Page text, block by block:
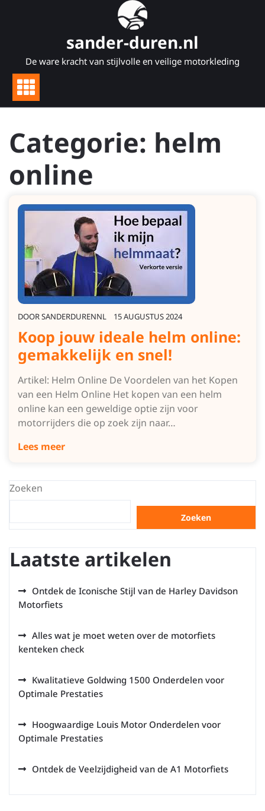
sander-duren.nl
De ware kracht van stijlvolle en veilige motorkleding
Categorie: helm
online
DOORSANDERDURENNL 15 AUGUSTUS 2024
Koop jouw ideale helm online:
gemakkelijk en snel!
Artikel: Helm Online De Voordelen van het Kopen
van een Helm Online Het kopen van een helm
online kan een geweldige optie zijn voor
motorrijders die op zoek zijn naar…
Lees meer
Zoeken
Zoeken
Laatste artikelen
Ontdek de Iconische Stijl van de Harley Davidson
Motorfiets
Alles wat je moet weten over de motorfiets
kenteken check
Kwalitatieve Goldwing 1500 Onderdelen voor
Optimale Prestaties
Hoogwaardige Louis Motor Onderdelen voor
Optimale Prestaties
Ontdek de Veelzijdigheid van de A1 Motorfiets